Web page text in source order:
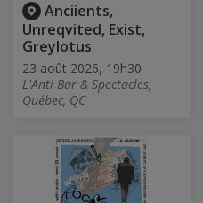
Anciients,
Unreqvited, Exist,
Greylotus
23 août 2026, 19h30
L'Anti Bar & Spectacles,
Québec, QC